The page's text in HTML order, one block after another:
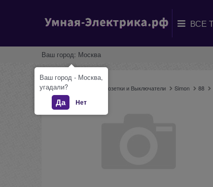
Ваш город: Москва
Главная Розетки и Выключатели Simon 88
Ваш город - Москва,
угадали?
Да Нет